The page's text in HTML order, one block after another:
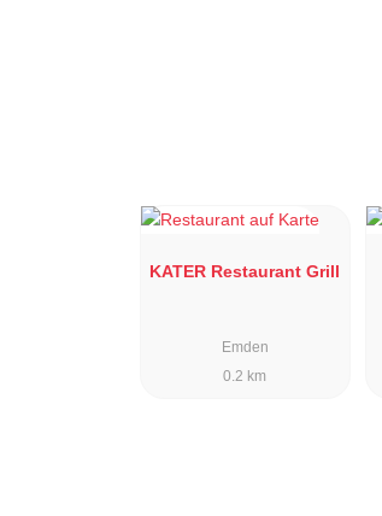
KATER Restaurant Grill
Emden
0.2 km